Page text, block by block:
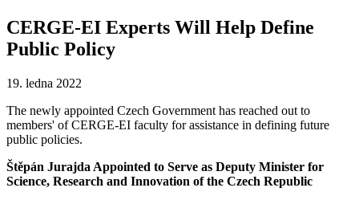
CERGE-EI Experts Will Help Define
Public Policy
19. ledna 2022
The newly appointed Czech Government has reached out to
members' of CERGE-EI faculty for assistance in defining future
public policies.
Štěpán Jurajda Appointed to Serve as Deputy Minister for
Science, Research and Innovation of the Czech Republic